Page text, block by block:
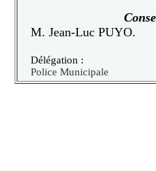
M. Jean-Luc PUYO.
Délégation :
Police Municipale